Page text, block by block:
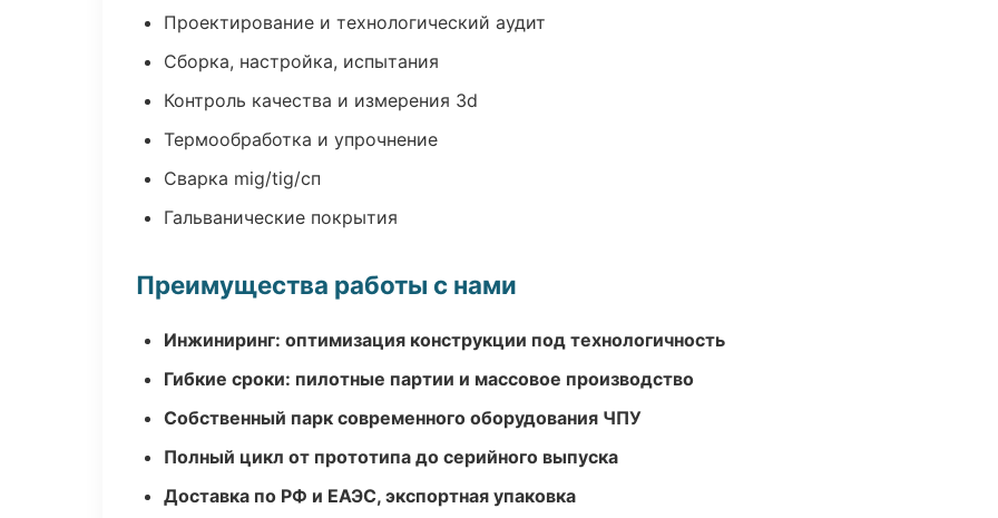
Проектирование и технологический аудит
Сборка, настройка, испытания
Контроль качества и измерения 3d
Термообработка и упрочнение
Сварка mig/tig/сп
Гальванические покрытия
Преимущества работы с нами
Инжиниринг: оптимизация конструкции под технологичность
Гибкие сроки: пилотные партии и массовое производство
Собственный парк современного оборудования ЧПУ
Полный цикл от прототипа до серийного выпуска
Доставка по РФ и ЕАЭС, экспортная упаковка